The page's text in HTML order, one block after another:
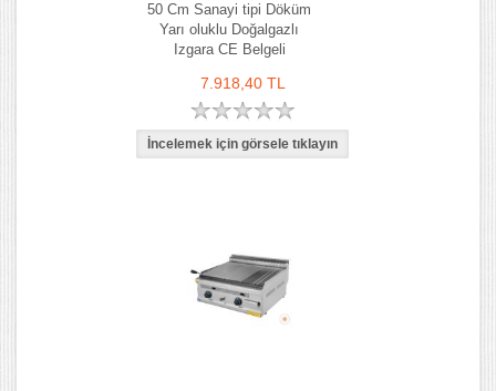
50 Cm Sanayi tipi Döküm
Yarı oluklu Doğalgazlı
Izgara CE Belgeli
7.918,40 TL